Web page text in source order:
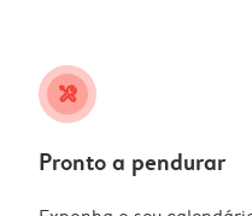
tools
Pronto a pendurar